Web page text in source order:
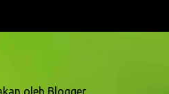
oleh Blogger